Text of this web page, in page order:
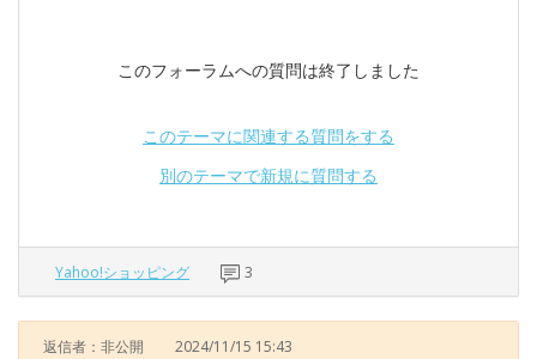
このフォーラムへの質問は終了しました
このテーマに関連する質問をする
別のテーマで新規に質問する
Yahoo!ショッピング 3
返信者：非公開 2024/11/15 15:43